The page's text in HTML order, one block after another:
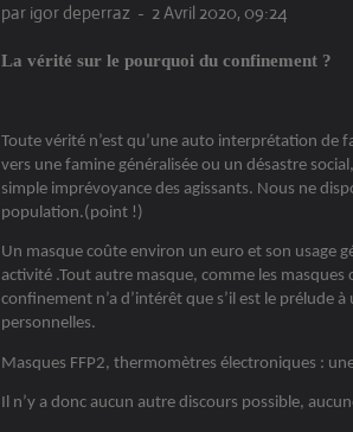
par igor deperraz - 2 Avril 2020, 09:24
La vérité sur le pourquoi du confinement ?
Toute vérité n’est qu’une auto interprétation
vers une famine généralisée ou un désastre
simple imprévoyance des agissants. Nous ne
population.(point !)
Un masque coûte environ un euro et son usage
activité .Tout autre masque, comme les
confinement n’a d’intérêt que s’il est le prélude
personnelles.
Masques FFP2, thermomètres électroniques :
Il n’y a donc aucun autre discours possible,